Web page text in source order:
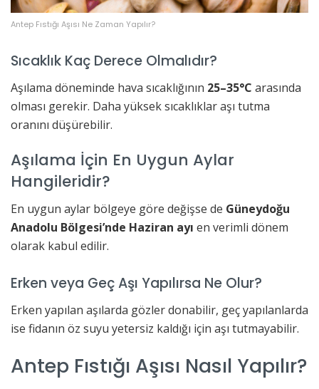
Antep Fıstığı Aşısı Ne Zaman Yapılır?
Sıcaklık Kaç Derece Olmalıdır?
Aşılama döneminde hava sıcaklığının 25–35°C arasında
olması gerekir. Daha yüksek sıcaklıklar aşı tutma
oranını düşürebilir.
Aşılama İçin En Uygun Aylar
Hangileridir?
En uygun aylar bölgeye göre değişse de Güneydoğu
Anadolu Bölgesi’nde Haziran ayı en verimli dönem
olarak kabul edilir.
Erken veya Geç Aşı Yapılırsa Ne Olur?
Erken yapılan aşılarda gözler donabilir, geç yapılanlarda
ise fidanın öz suyu yetersiz kaldığı için aşı tutmayabilir.
Antep Fıstığı Aşısı Nasıl Yapılır?